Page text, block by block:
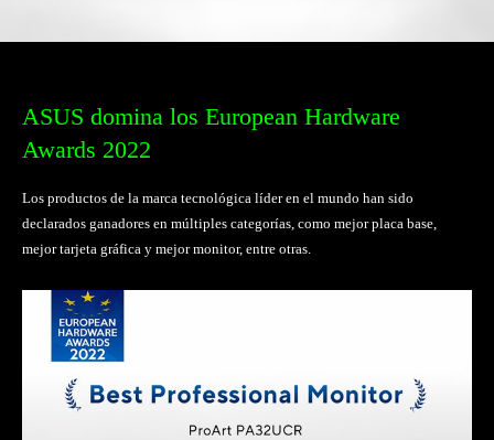
ASUS domina los European Hardware
Awards 2022
Los productos de la marca tecnológica líder en el mundo han sido
declarados ganadores en múltiples categorías, como mejor placa base,
mejor tarjeta gráfica y mejor monitor, entre otras.